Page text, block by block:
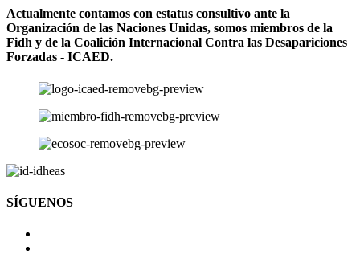
Actualmente contamos con estatus consultivo ante la
Organización de las Naciones Unidas, somos miembros de la
Fidh y de la Coalición Internacional Contra las Desapariciones
Forzadas - ICAED.
SÍGUENOS